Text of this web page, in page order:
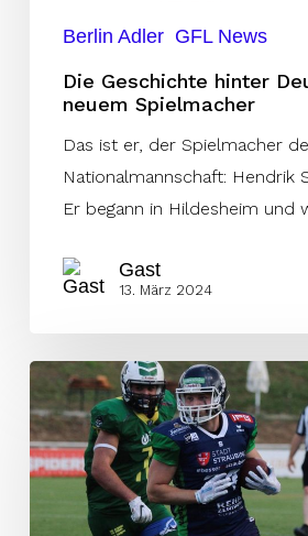
Berlin Adler GFL News
Die Geschichte hinter
neuem Spielmacher
Das ist er, der Spielmacher
Nationalmannschaft: Hendrik
Er begann in Hildesheim und
Gast
13. März 2024
RB
Franke
bleibt
seinem
Heimatteam